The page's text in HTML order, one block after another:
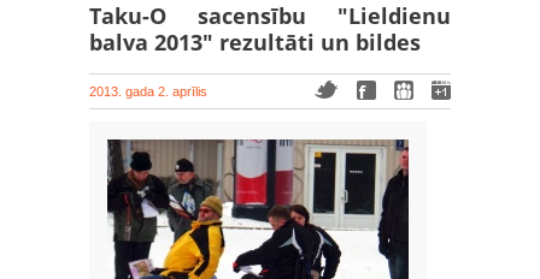
Taku-O sacensību "Lieldienu
balva 2013" rezultāti un bildes
2013. gada 2. aprīlis